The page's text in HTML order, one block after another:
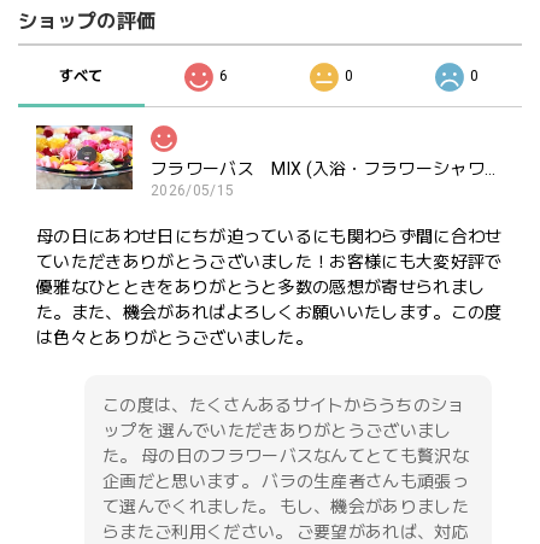
ショップの評価
すべて 6 0 0
2026/05/15
母の日にあわせ日にちが迫っているにも関わらず間に合わせ
ていただきありがとうございました！お客様にも大変好評で
優雅なひとときをありがとうと多数の感想が寄せられまし
た。また、機会があればよろしくお願いいたします。この度
は色々とありがとうございました。
この度は、たくさんあるサイトからうちのショ
ップを 選んでいただきありがとうございまし
た。 母の日のフラワーバスなんてとても贅沢な
企画だと思います。 バラの生産者さんも頑張っ
て選んでくれました。 もし、機会がありました
らまたご利用ください。 ご要望があれば、対応